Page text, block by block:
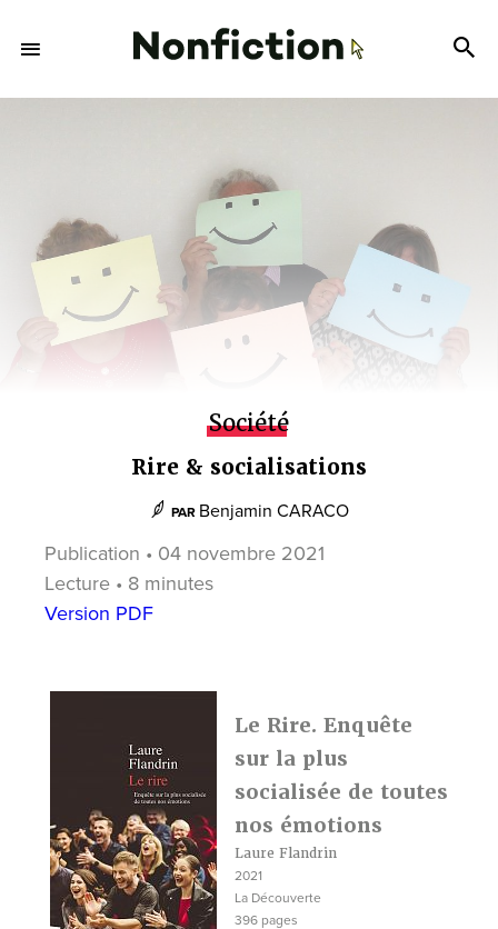
Société
Rire & socialisations
PAR Benjamin CARACO
Publication • 04 novembre 2021
Lecture • 8 minutes
Version PDF
Le Rire. Enquête
sur la plus
socialisée de toutes
nos émotions
Laure Flandrin
2021
La Découverte
396 pages